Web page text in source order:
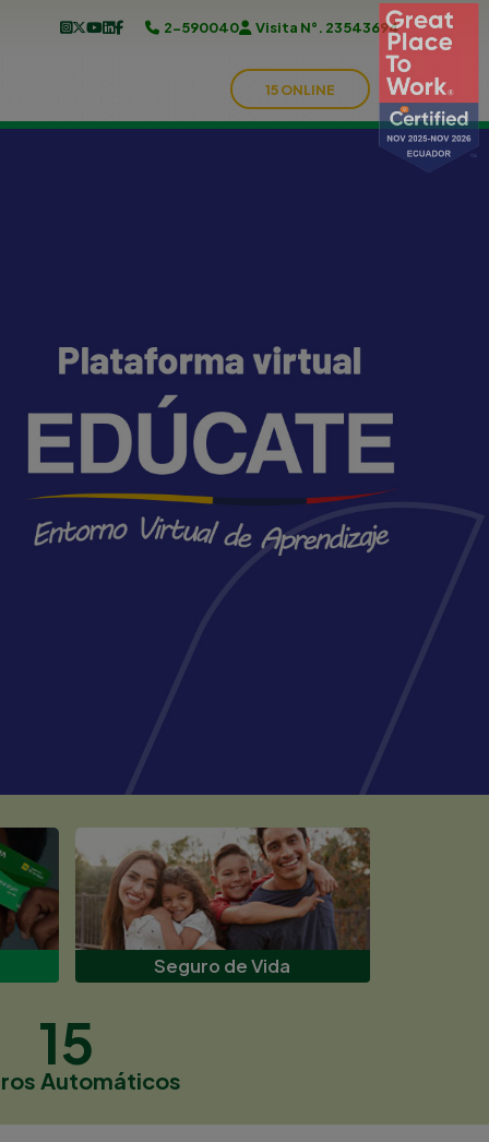
2-590040 Visita N°. 23543694
15 ONLINE
Seguro de Vida
15
Automáticos